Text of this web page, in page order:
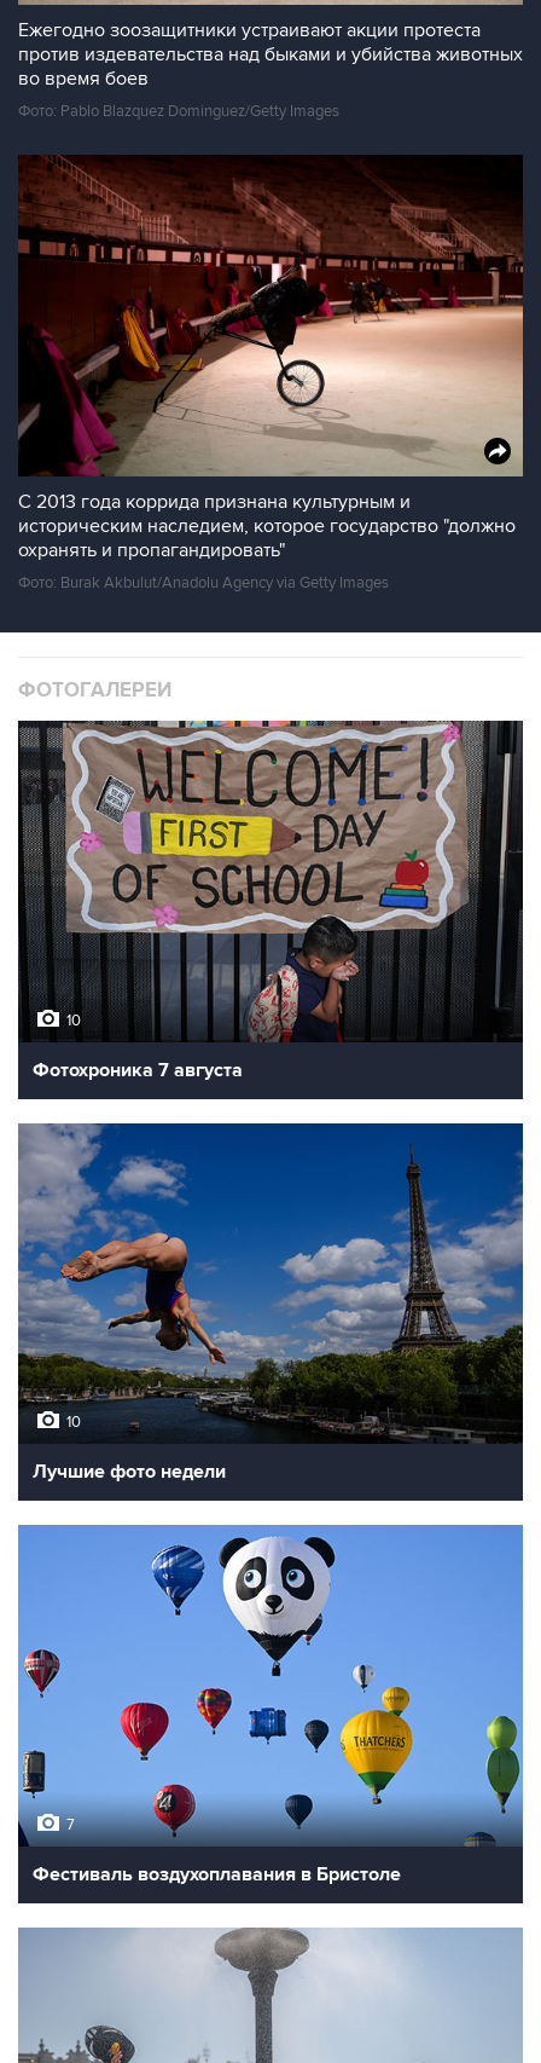
Ежегодно зоозащитники устраивают акции протеста
против издевательства над быками и убийства животных
во время боев
Фото: Pablo Blazquez Dominguez/Getty Images
С 2013 года коррида признана культурным и
историческим наследием, которое государство "должно
охранять и пропагандировать"
Фото: Burak Akbulut/Anadolu Agency via Getty Images
ФОТОГАЛЕРЕИ
10
Фотохроника 7 августа
10
Лучшие фото недели
7
Фестиваль воздухоплавания в Бристоле